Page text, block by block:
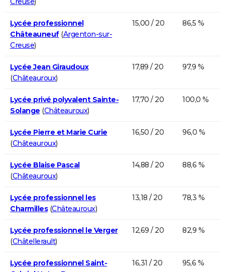
Lycée professionnel
Châteauneuf(Argenton-sur-
Creuse)
15,00 / 20 86,5 %
Lycée Jean Giraudoux
(Châteauroux)
17,89 / 20 97,9 %
Lycée privé polyvalent Sainte-
Solange (Châteauroux)
17,70 / 20 100,0 %
Lycée Pierre et Marie Curie
(Châteauroux)
16,50 / 20 96,0 %
Lycée Blaise Pascal
(Châteauroux)
14,88 / 20 88,6 %
Lycée professionnel les
Charmilles(Châteauroux)
13,18 / 20 78,3 %
Lycée professionnel le Verger
(Châtellerault)
12,69 / 20 82,9 %
Lycée professionnel Saint-
16,31 / 20 95,6 %